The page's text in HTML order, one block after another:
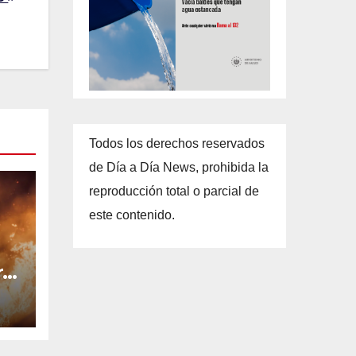
Todos los derechos reservados
de Día a Día News, prohibida la
reproducción total o parcial de
este contenido.